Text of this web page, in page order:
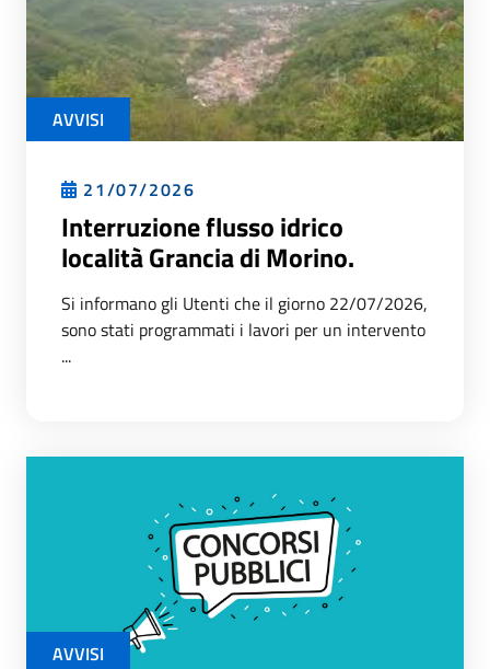
AVVISI
21/07/2026
Interruzione flusso idrico
località Grancia di Morino.
Si informano gli Utenti che il giorno 22/07/2026,
sono stati programmati i lavori per un intervento
...
AVVISI